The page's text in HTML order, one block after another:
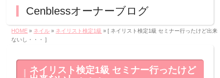
Cenblessオーナーブログ
HOME » ネイル » ネイリスト検定1級 » [ ネイリスト検定1級 セミナー行ったけど出来
ないし・・・ ]
ネイリスト検定1級 セミナー行ったけど